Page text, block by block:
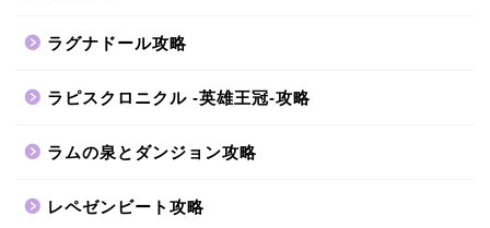
ラグナドール攻略
ラピスクロニクル -英雄王冠-攻略
ラムの泉とダンジョン攻略
レペゼンビート攻略